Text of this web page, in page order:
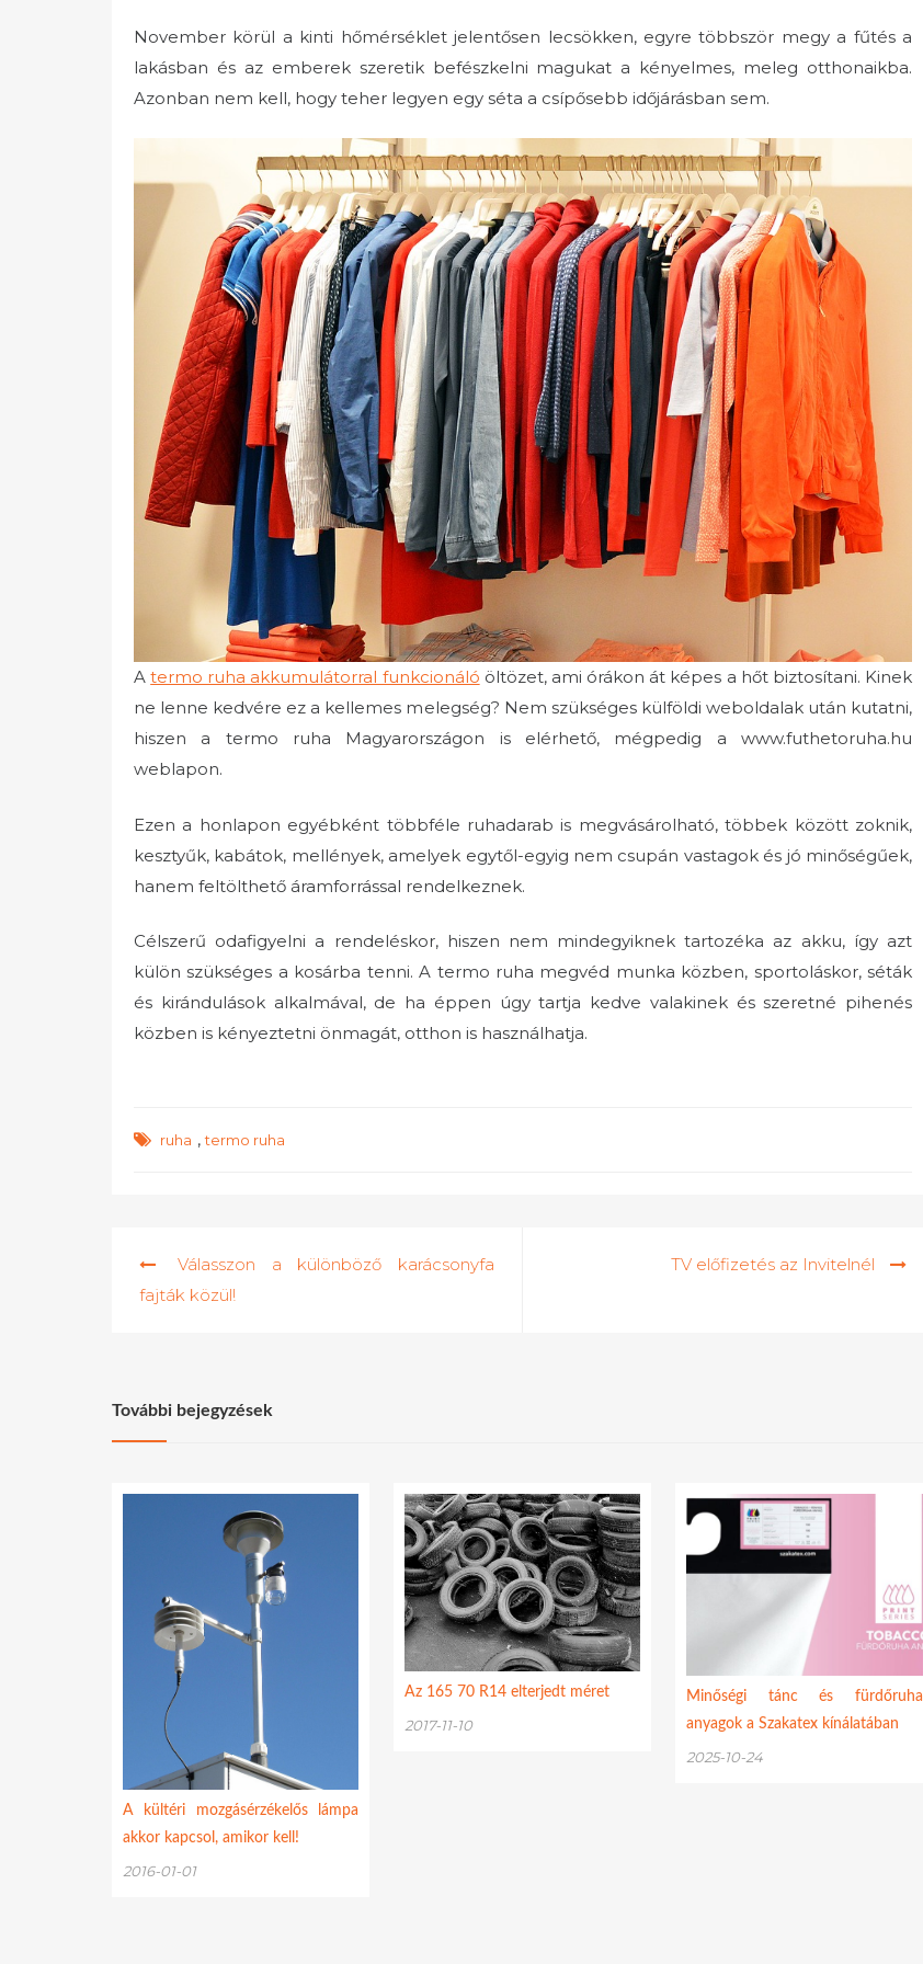
November körül a kinti hőmérséklet jelentősen lecsökken, egyre többször megy a fűtés a
lakásban és az emberek szeretik befészkelni magukat a kényelmes, meleg otthonaikba.
Azonban nem kell, hogy teher legyen egy séta a csípősebb időjárásban sem.
Atermo ruha akkumulátorral funkcionáló öltözet, ami órákon át képes a hőt biztosítani. Kinek
ne lenne kedvére ez a kellemes melegség? Nem szükséges külföldi weboldalak után kutatni,
hiszen a termo ruha Magyarországon is elérhető, mégpedig a www.futhetoruha.hu
weblapon.
Ezen a honlapon egyébként többféle ruhadarab is megvásárolható, többek között zoknik,
kesztyűk, kabátok, mellények, amelyek egytől-egyig nem csupán vastagok és jó minőségűek,
hanem feltölthető áramforrással rendelkeznek.
Célszerű odafigyelni a rendeléskor, hiszen nem mindegyiknek tartozéka az akku, így azt
külön szükséges a kosárba tenni. A termo ruha megvéd munka közben, sportoláskor, séták
és kirándulások alkalmával, de ha éppen úgy tartja kedve valakinek és szeretné pihenés
közben is kényeztetni önmagát, otthon is használhatja.
ruha ,termo ruha
navigáció
Válasszon a különböző karácsonyfa
fajták közül!
TV előfizetés az Invitelnél
További bejegyzések
A kültéri mozgásérzékelős lámpa
akkor kapcsol, amikor kell!
2016-01-01
Az 165 70 R14 elterjedt méret
2017-11-10
Minőségi tánc és fürdőruha
anyagok a Szakatex kínálatában
2025-10-24